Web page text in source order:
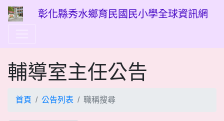
彰化縣秀水鄉育民國民小學全球資訊網
輔導室主任公告
首頁 公告列表 職稱搜尋